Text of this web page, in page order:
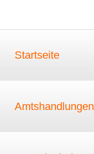
Startseite
Amtshandlungen